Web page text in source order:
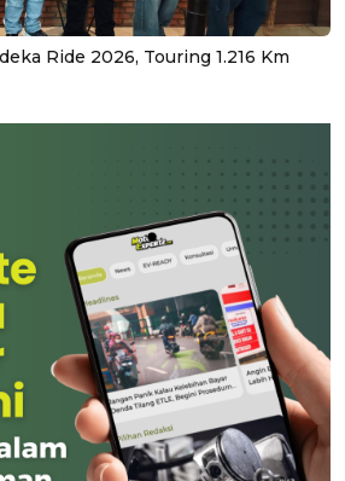
Ride 2026, Touring 1.216 Km